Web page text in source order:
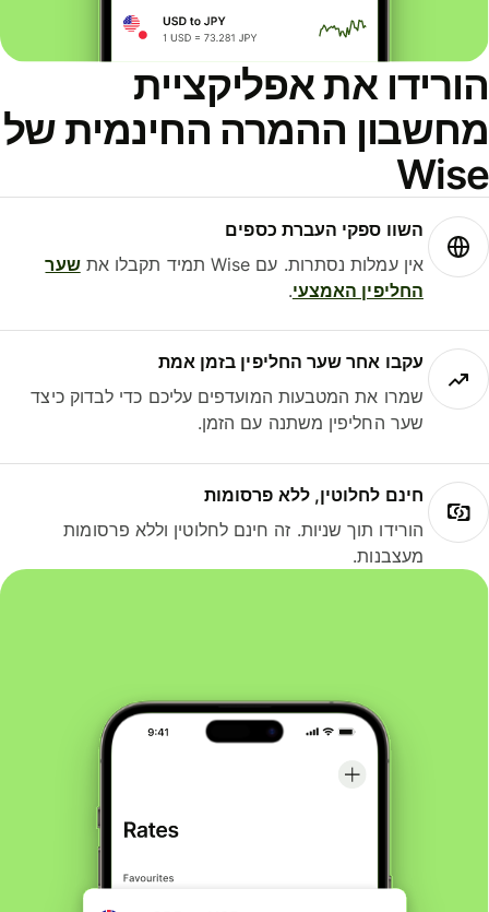
את אפליקציית
ההמרה החינמית של
השוו ספקי העברת כספים
אין עמלות נסתרות. עם Wise תמיד תקבלו את
שער
החליפין האמצעי.
עקבו אחר שער החליפין בזמן אמת
שמרו את המטבעות המועדפים עליכם כדי לבדוק כיצד
שער החליפין משתנה עם הזמן.
חינם לחלוטין, ללא פרסומות
הורידו תוך שניות. זה חינם לחלוטין וללא פרסומות
מעצבנות.